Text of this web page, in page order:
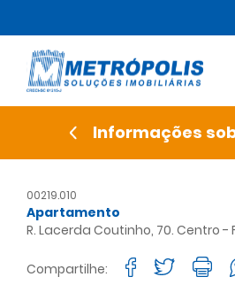
Informações
00219.010
Apartamento
R. Lacerda Coutinho, 70. Centro -
Compartilhe: